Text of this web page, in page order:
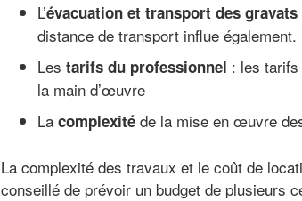
L’évacuation et transport des gravats
distance de transport influe également.
Les tarifs du professionnel : les tarifs
la main d’œuvre
La complexitéde la mise en œuvre
La complexité des travaux et le coût de
conseillé de prévoir un budget de plusieurs